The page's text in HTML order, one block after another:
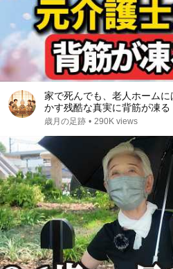
家で死んでも、老人ホーム
かす残酷な真実に背筋が凍る
歳月の足跡 • 290K views